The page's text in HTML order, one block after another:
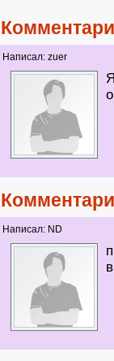
Написал: zuer
Написал: ND